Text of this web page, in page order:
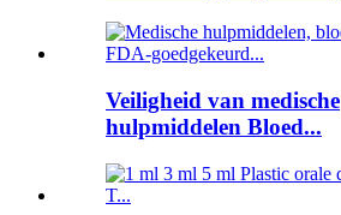
Veiligheid van medische
hulpmiddelen Bloed...